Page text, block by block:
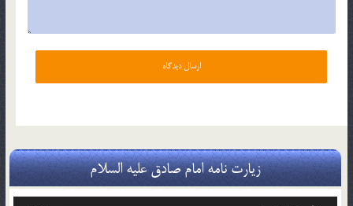
زیارت نامه امام صادق علیه السلام
پخش‌کننده